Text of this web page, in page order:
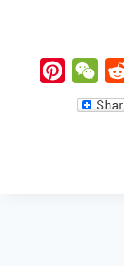
Reddit
WeChat